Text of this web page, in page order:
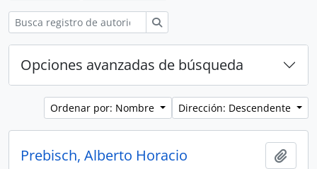
Opciones avanzadas de búsqueda
Ordenar por: Nombre Dirección: Descendente
Prebisch, Alberto Horacio